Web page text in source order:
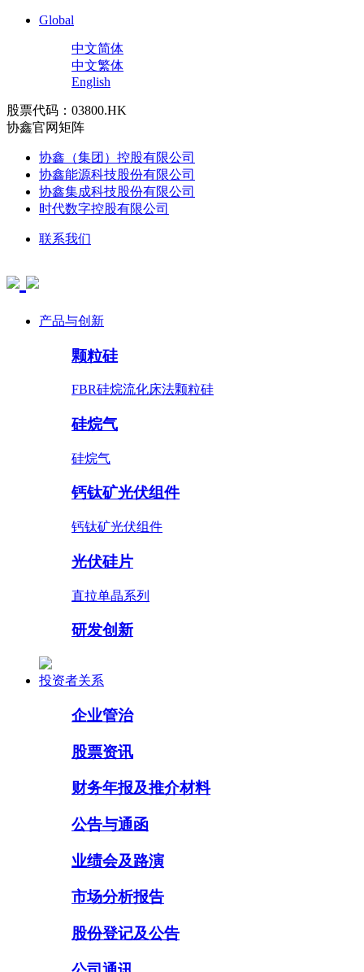
Global
中文简体
中文繁体
English
股票代码：03800.HK
协鑫官网矩阵
协鑫（集团）控股有限公司
协鑫能源科技股份有限公司
协鑫集成科技股份有限公司
时代数字控股有限公司
联系我们
产品与创新
颗粒硅
FBR硅烷流化床法颗粒硅
硅烷气
硅烷气
钙钛矿光伏组件
钙钛矿光伏组件
光伏硅片
直拉单晶系列
研发创新
投资者关系
企业管治
股票资讯
财务年报及推介材料
公告与通函
业绩会及路演
市场分析报告
股份登记及公告